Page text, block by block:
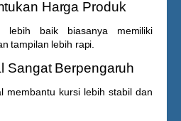
Harga Produk
lebih baik biasanya memiliki
tampilan lebih rapi.
Sangat Berpengaruh
membantu kursi lebih stabil dan